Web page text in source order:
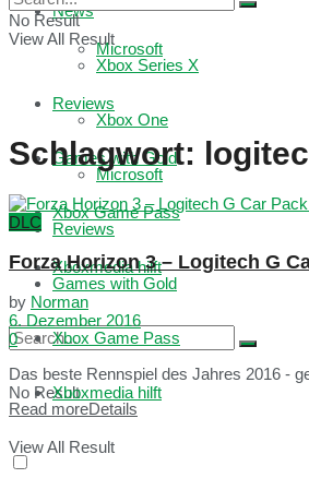
Microsoft
Reviews
Games with Gold
Xbox Game Pass
Xboxmedia hilft
No Result
View All Result
News
Xbox Series X
Xbox One
Microsoft
Reviews
Games with Gold
Xbox Game Pass
Xboxmedia hilft
No Result
View All Result
Schlagwort:
DLC
Forza Horizon 3 – Logitech G
by Norman
6. Dezember 2016
0
Das beste Rennspiel des Jahres 2016 -
Read moreDetails